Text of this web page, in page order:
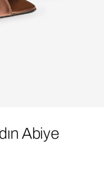
Abiye